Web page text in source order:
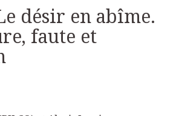
désir en abîme.
faute et